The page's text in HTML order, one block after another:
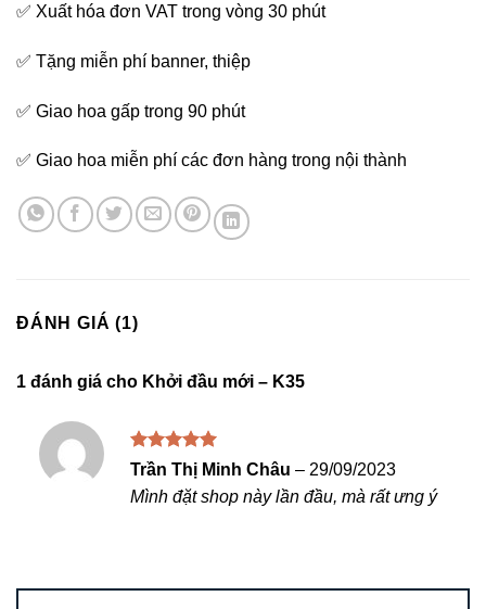
✅ Xuất hóa đơn VAT trong vòng 30 phút
✅ Tặng miễn phí banner, thiệp
✅ Giao hoa gấp trong 90 phút
✅ Giao hoa miễn phí các đơn hàng trong nội thành
ĐÁNH GIÁ (1)
1 đánh giá cho Khởi đầu mới – K35
Được xếp
5
sao
Trần Thị Minh Châu – 29/09/2023
Mình đặt shop này lần đầu, mà rất ưng ý